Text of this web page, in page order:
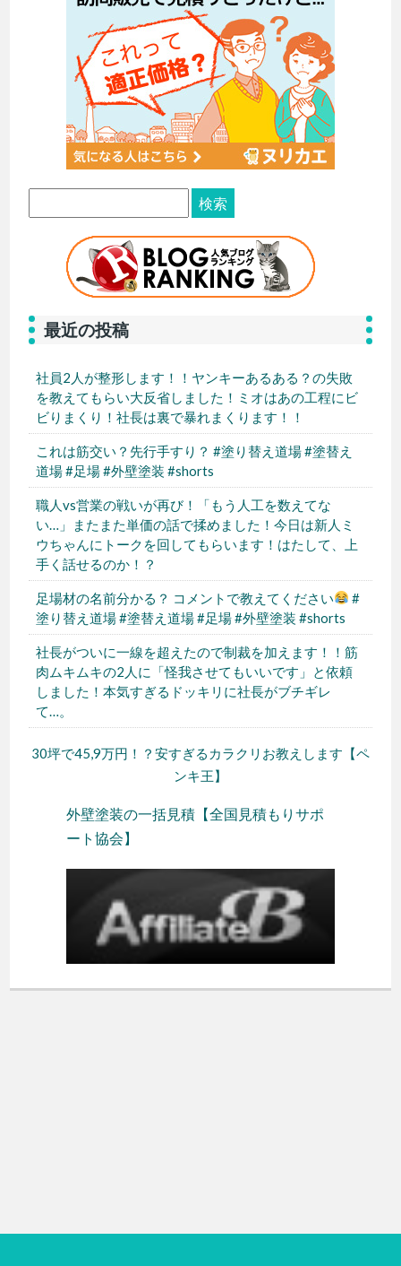
最近の投稿
社員2人が整形します！！ヤンキーあるある？の失敗
を教えてもらい大反省しました！ミオはあの工程にビ
ビりまくり！社長は裏で暴れまくります！！
これは筋交い？先行手すり？ #塗り替え道場 #塗替え
道場 #足場 #外壁塗装 #shorts
職人vs営業の戦いが再び！「もう人工を数えてな
い…」またまた単価の話で揉めました！今日は新人ミ
ウちゃんにトークを回してもらいます！はたして、上
手く話せるのか！？
足場材の名前分かる？ コメントで教えてください
#
塗り替え道場 #塗替え道場 #足場 #外壁塗装 #shorts
社長がついに一線を超えたので制裁を加えます！！筋
肉ムキムキの2人に「怪我させてもいいです」と依頼
しました！本気すぎるドッキリに社長がブチギレ
て…。
30坪で45,9万円！？安すぎるカラクリお教えします【ペ
ンキ王】
外壁塗装の一括見積【全国見積もりサポ
ート協会】